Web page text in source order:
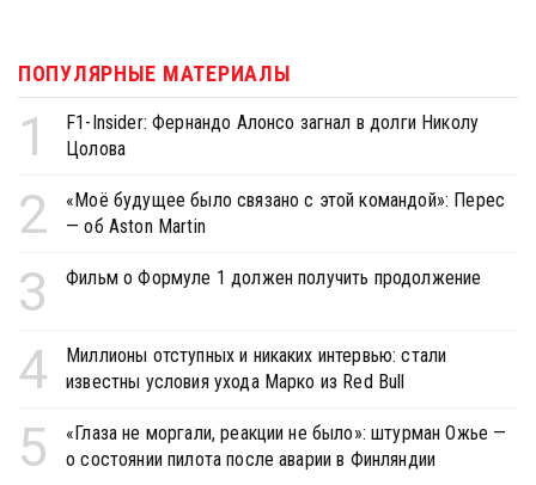
ПОПУЛЯРНЫЕ МАТЕРИАЛЫ
1
F1-Insider: Фернандо Алонсо загнал в долги Николу
Цолова
2
«Моё будущее было связано с этой командой»: Перес
— об Aston Martin
3 Фильм о Формуле 1 должен получить продолжение
4
Миллионы отступных и никаких интервью: стали
известны условия ухода Марко из Red Bull
5
«Глаза не моргали, реакции не было»: штурман Ожье —
о состоянии пилота после аварии в Финляндии